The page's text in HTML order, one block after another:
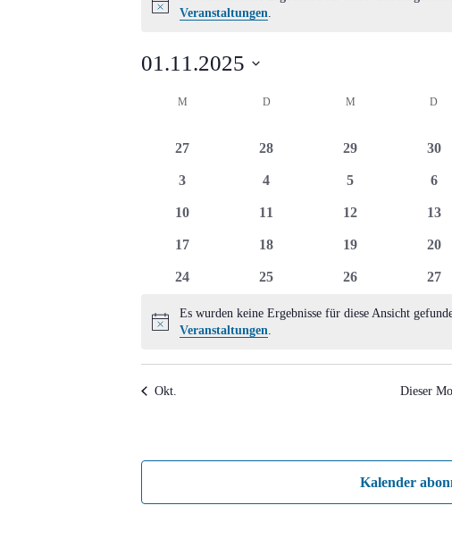
HinweisVeranstaltungen.
01.11.2025
Kalender
von
Veranstaltungen
M DDIENSTAG M D
0
27
0
28
0
29
0
30
0
3
0
4
0
5
0
6
0
10
0
11
0
12
0
13
0
17
0
18
0
19
0
20
0
24
0
25
0
26
0
27
Hinweis
Es wurden keine Ergebnisse für diese Ansicht
Veranstaltungen.
Okt. Dieser
Kalender